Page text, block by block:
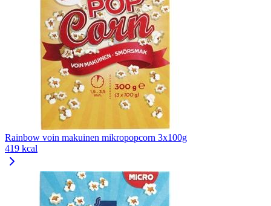
Rainbow voin makuinen mikropopcorn 3x100g
419 kcal